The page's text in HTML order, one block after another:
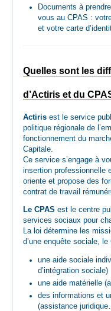
Documents à
vous au CPAS :
et votre carte
Quelles sont les
d’Actiris et du
Actirisest le service
politique régionale de
fonctionnement du
Capitale.
Ce service s’engage à
insertion professionnelle
oriente et propose des
contrat de travail
Le CPAS est le centre
services sociaux pour
La loi détermine les
d’une enquête sociale,
une aide sociale
d’intégration sociale)
une aide matérielle
des informations et
(assistance